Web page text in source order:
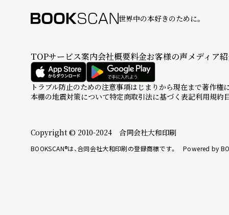
世界中の本好きのために。
TOPサービス案内会社概要料金お客様の声メディア
トラブル防止のための注意事項はじまりから現在まで著作権
本棚の地震対策について特定商取引法に基づく表記利用規約
Copyright © 2010-2024 合同会社大和印刷
BOOKSCAN®は、合同会社大和印刷の登録商標です。 Powered by